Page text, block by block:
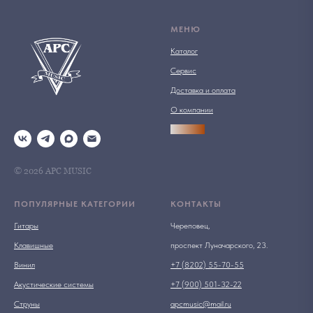
© 2026 АРС MUSIC
МЕНЮ
Каталог
Сервис
Доставка и оплата
О компании
ПОПУЛЯРНЫЕ КАТЕГОРИИ
Гитары
Клавишные
Винил
Акустические системы
Струны
КОНТАКТЫ
Череповец,
проспект Луначарского, 23.
+7 (8202) 55-70-55
+7 (900) 501-32-22
apcmusic@mail.ru